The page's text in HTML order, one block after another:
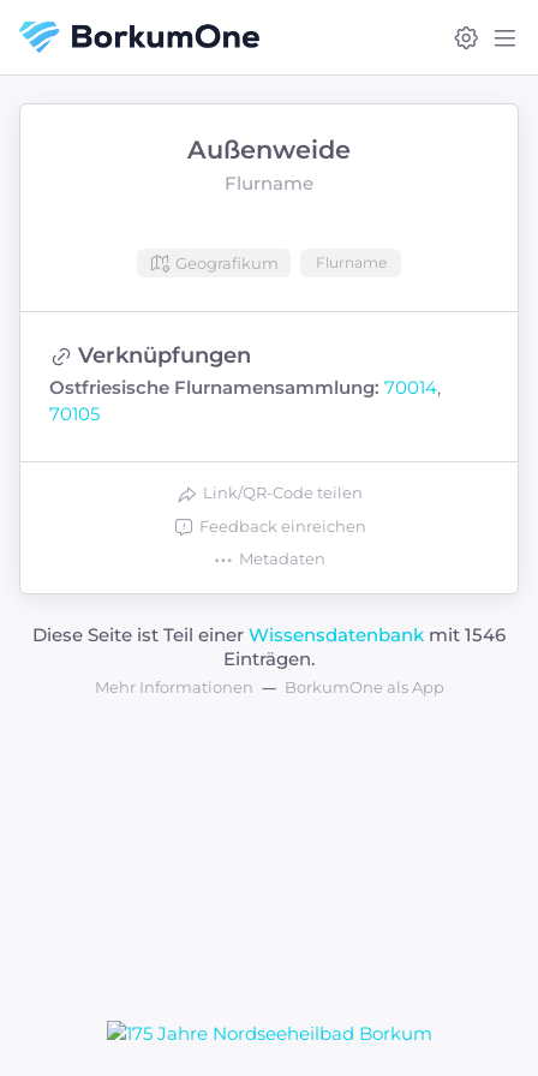
Außenweide
Flurname
Geografikum Flurname
Verknüpfungen
Ostfriesische Flurnamensammlung: 70014,
70105
Link/QR-Code teilen
Feedback einreichen
Metadaten
Diese Seite ist Teil einer Wissensdatenbank mit 1546
Einträgen.
Mehr Informationen BorkumOne als App